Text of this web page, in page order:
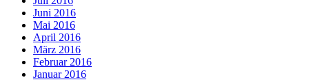
Juni 2016
Mai 2016
April 2016
März 2016
Februar 2016
Januar 2016